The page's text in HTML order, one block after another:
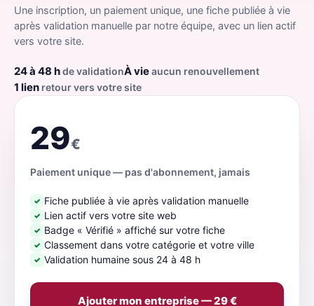
Une inscription, un paiement unique, une fiche publiée à vie
après validation manuelle par notre équipe, avec un lien actif
vers votre site.
24 à 48 hde validationÀ vieaucun renouvellement
1 lien retour vers votre site
29€
Paiement unique — pas d'abonnement, jamais
✓ Fiche publiée à vie après validation manuelle
✓ Lien actif vers votre site web
✓ Badge « Vérifié » affiché sur votre fiche
✓ Classement dans votre catégorie et votre ville
✓ Validation humaine sous 24 à 48 h
Ajouter mon entreprise — 29 €